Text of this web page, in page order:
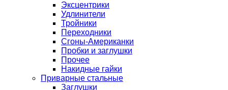
Эксцентрики
Удлинители
Тройники
Переходники
Сгоны-Американки
Пробки и заглушки
Прочее
Накидные гайки
Приварные стальные
Заглушки